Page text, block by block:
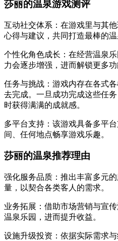
莎丽的温泉游戏测评
互动社交体系：在游戏里与其
心得与建议，共同打造最棒的温
个性化角色成长：在经营温泉
力会逐步增强，进而解锁更多功
任务与挑战：游戏内存在各式
去完成。一旦成功完成这些任
时获得满满的成就感。
多平台支持：该游戏具备多平
间、任何地点畅享游戏乐趣。
莎丽的温泉推荐理由
强化服务品质：推出丰富多元
量，以契合各类客人的需求。
业务拓展：借助市场营销与宣
温泉乐园，进而提升收益。
设施升级投资：依据实际需求